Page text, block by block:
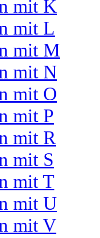
mit K
mit L
mit M
mit N
mit O
mit P
mit R
mit S
mit T
mit U
mit V